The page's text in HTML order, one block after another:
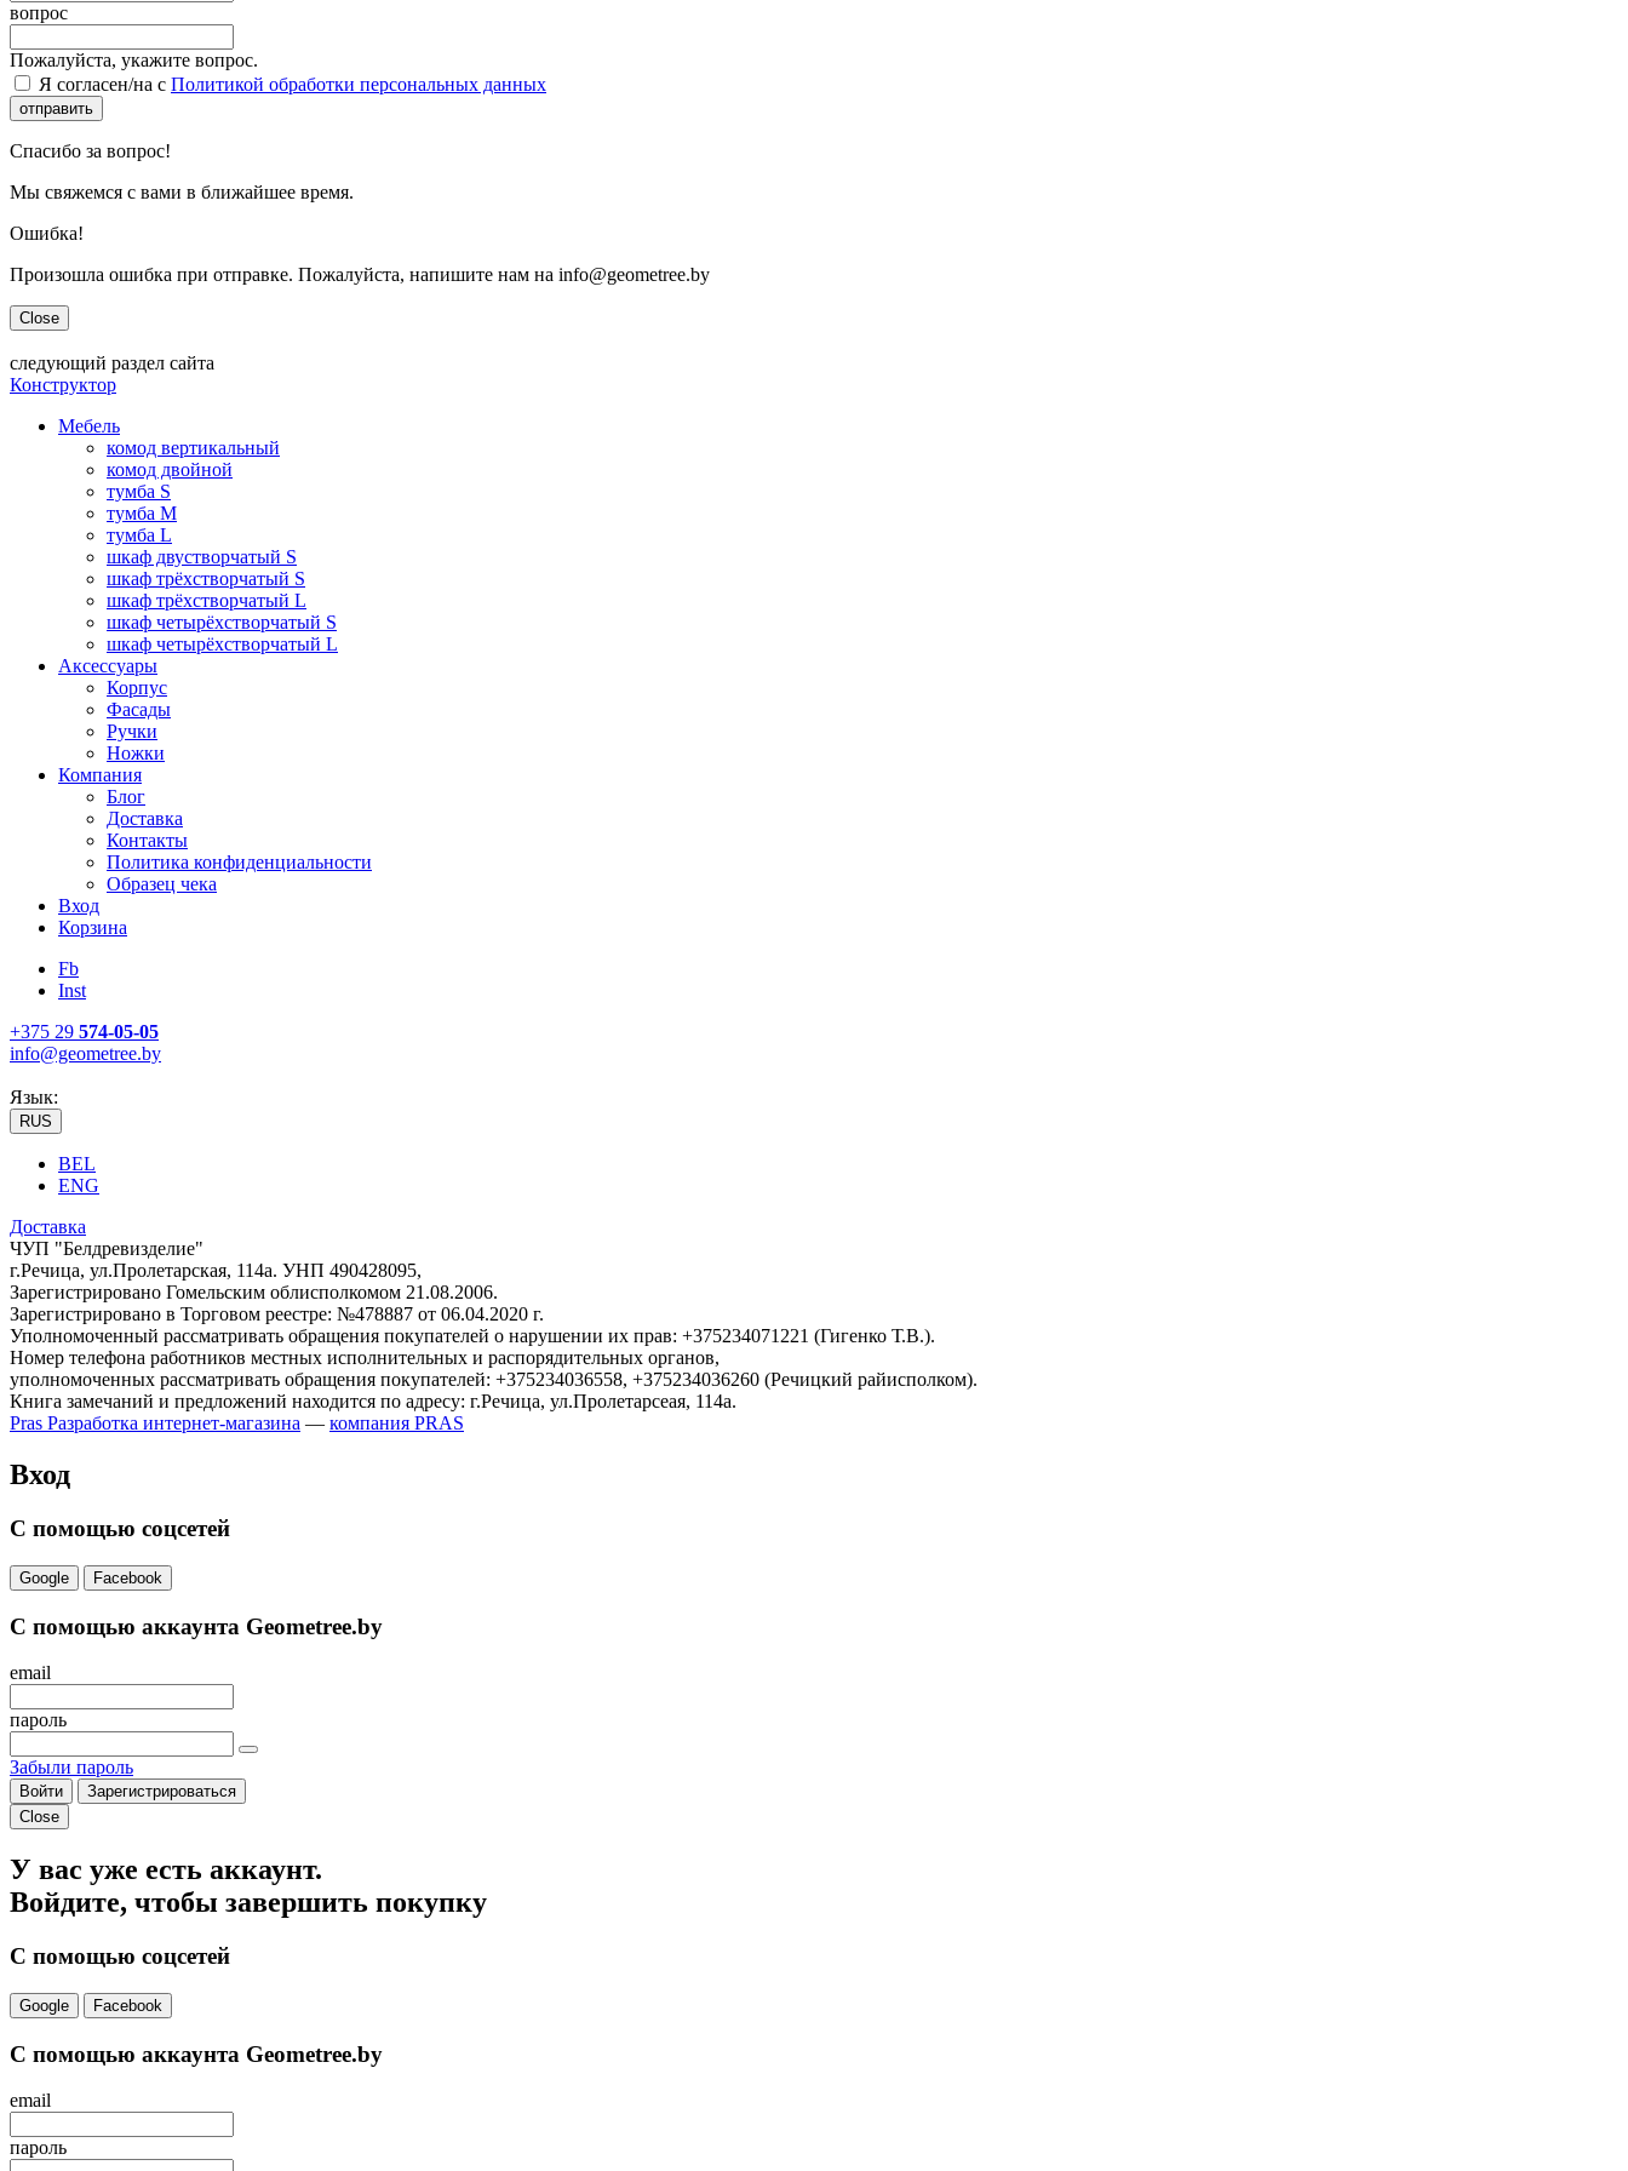
вопрос
Пожалуйста, укажите вопрос.
Я согласен/на с Политикой обработки персональных данных
отправить
Спасибо за вопрос!
Мы свяжемся с вами в ближайшее время.
Ошибка!
Произошла ошибка при отправке. Пожалуйста, напишите нам на info@geometree.by
Close
следующий раздел сайта
Конструктор
Мебель
комод вертикальный
комод двойной
тумба S
тумба M
тумба L
шкаф двустворчатый S
шкаф трёхстворчатый S
шкаф трёхстворчатый L
шкаф четырёхстворчатый S
шкаф четырёхстворчатый L
Аксессуары
Корпус
Фасады
Ручки
Ножки
Компания
Блог
Доставка
Контакты
Политика конфиденциальности
Образец чека
Вход
Корзина
Fb
Inst
+375 29 574-05-05
info@geometree.by
Язык:
RUS
BEL
ENG
Доставка
ЧУП "Белдревизделие"
г.Речица, ул.Пролетарская, 114а. УНП 490428095,
Зарегистрировано Гомельским облисполкомом 21.08.2006.
Зарегистрировано в Торговом реестре: №478887 от 06.04.2020 г.
Уполномоченный рассматривать обращения покупателей о нарушении их прав: +375234071221 (Гигенко Т.В.).
Номер телефона работников местных исполнительных и распорядительных органов,
уполномоченных рассматривать обращения покупателей: +375234036558, +375234036260 (Речицкий райисполком).
Книга замечаний и предложений находится по адресу: г.Речица, ул.Пролетарсеая, 114а.
Pras Разработка интернет-магазина — компания PRAS
Вход
С помощью соцсетей
Google Facebook
С помощью аккаунта Geometree.by
email
пароль
Забыли пароль
Войти
Зарегистрироваться
Close
У вас уже есть аккаунт.
Войдите, чтобы завершить покупку
С помощью соцсетей
Google Facebook
С помощью аккаунта Geometree.by
email
пароль